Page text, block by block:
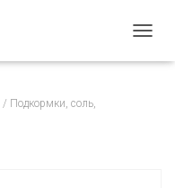
Е
/ Подкормки, соль,